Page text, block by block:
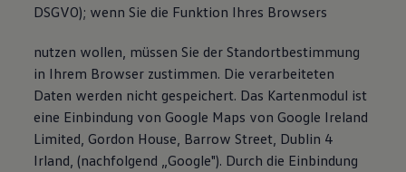
DSGVO); wenn Sie die Funktion Ihres Browsers
nutzen wollen, müssen Sie der Standortbestimmung
in Ihrem Browser zustimmen. Die verarbeiteten
Daten werden nicht gespeichert. Das Kartenmodul ist
eine Einbindung von Google Maps von Google Ireland
Limited, Gordon House, Barrow Street, Dublin 4
Irland, (nachfolgend „Google"). Durch die Einbindung